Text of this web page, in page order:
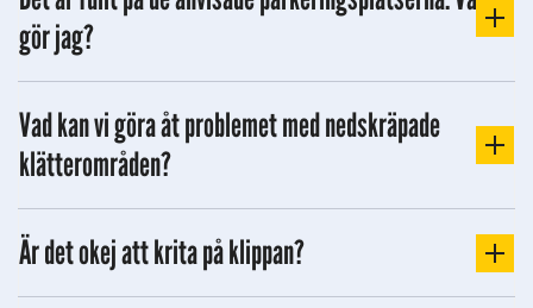
gör jag?
Vad kan vi göra åt problemet med nedskräpade
klätterområden?
Är det okej att krita på klippan?